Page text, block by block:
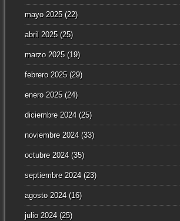
mayo 2025(22)
abril 2025(25)
marzo 2025(19)
febrero 2025(29)
enero 2025(24)
diciembre 2024(25)
noviembre 2024(33)
octubre 2024(35)
septiembre 2024(23)
agosto 2024(16)
julio 2024(25)